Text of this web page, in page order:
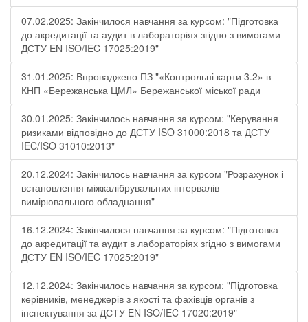
07.02.2025: Закінчилося навчання за курсом: "Підготовка
до акредитації та аудит в лабораторіях згідно з вимогами
ДСТУ EN ISO/IEC 17025:2019"
31.01.2025: Впроваджено ПЗ "«Контрольні карти 3.2» в
КНП «Бережанська ЦМЛ» Бережанської міської ради
30.01.2025: Закінчилось навчання за курсом: "Керування
ризиками відповідно до ДСТУ ISO 31000:2018 та ДСТУ
IEC/ISO 31010:2013"
20.12.2024: Закінчилось навчання за курсом "Розрахунок і
встановлення міжкалібрувальних інтервалів
вимірювального обладнання"
16.12.2024: Закінчилося навчання за курсом: "Підготовка
до акредитації та аудит в лабораторіях згідно з вимогами
ДСТУ EN ISO/IEC 17025:2019"
12.12.2024: Закінчилось навчання за курсом: "Підготовка
керівників, менеджерів з якості та фахівців органів з
інспектування за ДСТУ EN ISO/IEC 17020:2019"